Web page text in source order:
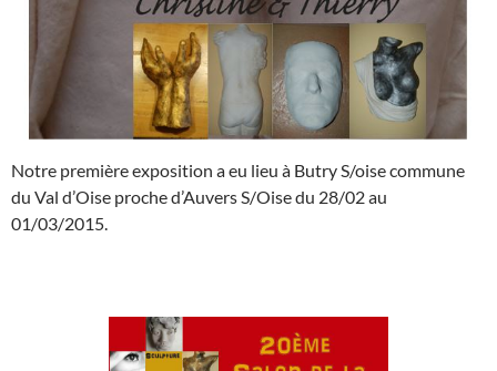
Notre première exposition a eu lieu à Butry S/oise commune
du Val d’Oise proche d’Auvers S/Oise du 28/02 au
01/03/2015.